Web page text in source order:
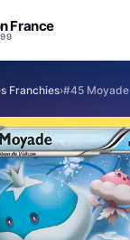
France
Franchies›#45 Moyade